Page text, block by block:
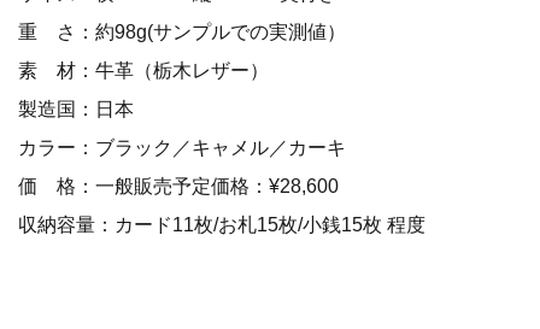
重 さ：約98g(サンプルでの実測値）
素 材：牛革（栃木レザー）
製造国：日本
カラー：ブラック／キャメル／カーキ
価 格：一般販売予定価格：¥28,600
収納容量：カード11枚/お札15枚/小銭15枚 程度